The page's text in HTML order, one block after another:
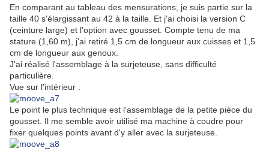
En comparant au tableau des mensurations, je suis partie sur la
taille 40 s'élargissant au 42 à la taille. Et j'ai choisi la version C
(ceinture large) et l'option avec gousset. Compte tenu de ma
stature (1,60 m), j'ai retiré 1,5 cm de longueur aux cuisses et 1,5
cm de longueur aux genoux.
J'ai réalisé l'assemblage à la surjeteuse, sans difficulté
particulière.
Vue sur l'intérieur :
Le point le plus technique est l'assemblage de la petite pièce du
gousset. Il me semble avoir utilisé ma machine à coudre pour
fixer quelques points avant d'y aller avec la surjeteuse.